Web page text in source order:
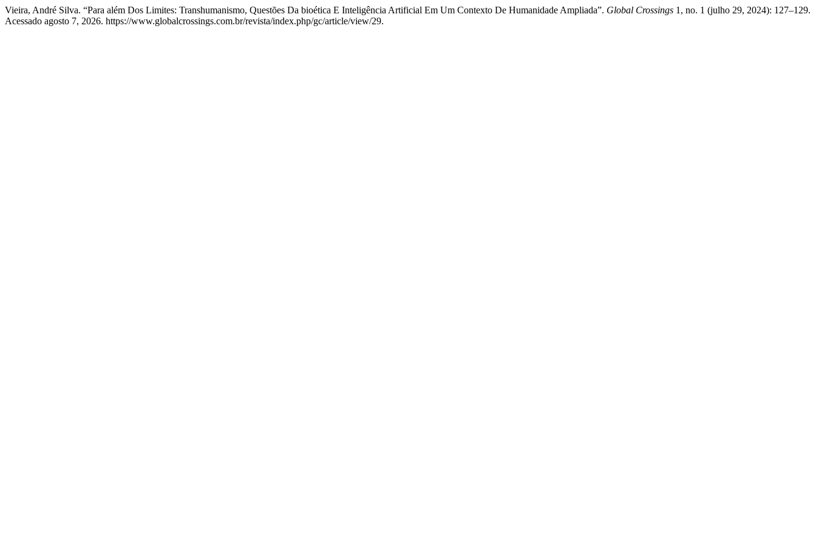
Vieira, André Silva. “Para além Dos Limites: Transhumanismo, Questões Da bioética E Inteligência Artificial Em Um Contexto De Humanidade Ampliada”. Global Crossings 1, no. 1 (julho 29, 2024): 127–129.
Acessado agosto 7, 2026. https://www.globalcrossings.com.br/revista/index.php/gc/article/view/29.